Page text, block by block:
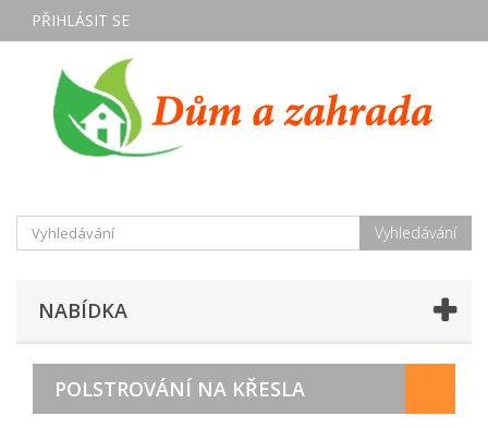
PŘIHLÁSIT SE
Vyhledávání
NABÍDKA
POLSTROVÁNÍ NA KŘESLA